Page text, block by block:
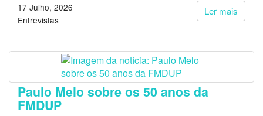
Ler mais
17 Julho, 2026
Entrevistas
Paulo Melo sobre os 50 anos da
FMDUP